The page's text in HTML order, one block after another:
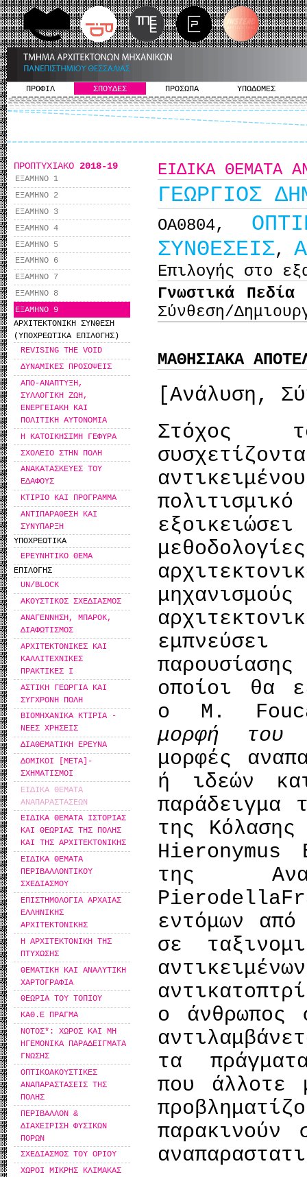
ΠΡΟΦΙΛ ΣΠΟΥΔΕΣ ΠΡΟΣΩΠΑ ΥΠΟΔΟΜΕΣ
ΠΡΟΠΤΥΧΙΑΚΟ 2018-19
ΕΞΑΜΗΝΟ 1
ΕΞΑΜΗΝΟ 2
ΕΞΑΜΗΝΟ 3
ΕΞΑΜΗΝΟ 4
ΕΞΑΜΗΝΟ 5
ΕΞΑΜΗΝΟ 6
ΕΞΑΜΗΝΟ 7
ΕΞΑΜΗΝΟ 8
ΕΞΑΜΗΝΟ 9
ΑΡΧΙΤΕΚΤΟΝΙΚΗ ΣΥΝΘΕΣΗ
(ΥΠΟΧΡΕΩΤΙΚΑ ΕΠΙΛΟΓΗΣ)
REVISING THE VOID
ΔΥΝΑΜΙΚΕΣ ΠΡΟΣΟΨΕΙΣ
ΑΠΟ-ΑΝΑΠΤΥΞΗ,
ΣΥΛΛΟΓΙΚΗ ΖΩΗ,
ΕΝΕΡΓΕΙΑΚΗ ΚΑΙ
ΠΟΛΙΤΙΚΗ ΑΥΤΟΝΟΜΙΑ
Η ΚΑΤΟΙΚΗΣΙΜΗ ΓΕΦΥΡΑ
ΣΧΟΛΕΙΟ ΣΤΗΝ ΠΟΛΗ
ΑΝΑΚΑΤΑΣΚΕΥΕΣ ΤΟΥ
ΕΔΑΦΟΥΣ
ΚΤΙΡΙΟ ΚΑΙ ΠΡΟΓΡΑΜΜΑ
ΑΝΤΙΠΑΡΑΘΕΣΗ ΚΑΙ
ΣΥΝΥΠΑΡΞΗ
ΥΠΟΧΡΕΩΤΙΚΑ
ΕΡΕΥΝΗΤΙΚΟ ΘΕΜΑ
ΕΠΙΛΟΓΗΣ
UN/BLOCK
ΑΚΟΥΣΤΙΚΟΣ ΣΧΕΔΙΑΣΜΟΣ
ΑΝΑΓΕΝΝΗΣΗ, ΜΠΑΡΟΚ,
ΔΙΑΦΩΤΙΣΜΟΣ
ΑΡΧΙΤΕΚΤΟΝΙΚΕΣ ΚΑΙ
ΚΑΛΛΙΤΕΧΝΙΚΕΣ
ΠΡΑΚΤΙΚΕΣ Ι
ΑΣΤΙΚΗ ΓΕΩΡΓΙΑ ΚΑΙ
ΣΥΓΧΡΟΝΗ ΠΟΛΗ
ΒΙΟΜΗΧΑΝΙΚΑ ΚΤΙΡΙΑ -
ΝΕΕΣ ΧΡΗΣΕΙΣ
ΔΙΑΘΕΜΑΤΙΚΗ ΕΡΕΥΝΑ
ΔΟΜΙΚΟΙ [ΜΕΤΑ]-
ΣΧΗΜΑΤΙΣΜΟΙ
ΕΙΔΙΚΑ ΘΕΜΑΤΑ
ΑΝΑΠΑΡΑΣΤΑΣΕΩΝ
ΕΙΔΙΚΑ ΘΕΜΑΤΑ ΙΣΤΟΡΙΑΣ
ΚΑΙ ΘΕΩΡΙΑΣ ΤΗΣ ΠΟΛΗΣ
ΚΑΙ ΤΗΣ ΑΡΧΙΤΕΚΤΟΝΙΚΗΣ
ΕΙΔΙΚΑ ΘΕΜΑΤΑ
ΠΕΡΙΒΑΛΛΟΝΤΙΚΟΥ
ΣΧΕΔΙΑΣΜΟΥ
ΕΠΙΣΤΗΜΟΛΟΓΙΑ ΑΡΧΑΙΑΣ
ΕΛΛΗΝΙΚΗΣ
ΑΡΧΙΤΕΚΤΟΝΙΚΗΣ
Η ΑΡΧΙΤΕΚΤΟΝΙΚΗ ΤΗΣ
ΠΤΥΧΩΣΗΣ
ΘΕΜΑΤΙΚΗ ΚΑΙ ΑΝΑΛΥΤΙΚΗ
ΧΑΡΤΟΓΡΑΦΙΑ
ΘΕΩΡΙΑ ΤΟΥ ΤΟΠΙΟΥ
ΚΑΘ.Ε ΠΡΑΓΜΑ
ΝΟΤΟΣ*: ΧΩΡΟΣ ΚΑΙ ΜΗ
ΗΓΕΜΟΝΙΚΑ ΠΑΡΑΔΕΙΓΜΑΤΑ
ΓΝΩΣΗΣ
ΟΠΤΙΚΟΑΚΟΥΣΤΙΚΕΣ
ΑΝΑΠΑΡΑΣΤΑΣΕΙΣ ΤΗΣ
ΠΟΛΗΣ
ΠΕΡΙΒΑΛΛΟΝ &
ΔΙΑΧΕΙΡΙΣΗ ΦΥΣΙΚΩΝ
ΠΟΡΩΝ
ΣΧΕΔΙΑΣΜΟΣ ΤΟΥ ΟΡΙΟΥ
ΧΩΡΟΙ ΜΙΚΡΗΣ ΚΛΙΜΑΚΑΣ
ΕΙΔΙΚΑ ΘΕΜΑΤΑ
ΓΕΩΡΓΙΟΣ
ΟΑ0804,
ΣΥΝΘΕΣΕΙΣ,
Επιλογής στο
Γνωστικά
Σύνθεση/
ΜΑΘΗΣΙΑΚΑ
[Ανάλυση,
Στόχος
οποίοι θα
ο M.
μορφή του
μορφές
ή ιδεών
παράδειγμα
της
Hieronymus
της
εντόμων
σε
ο άνθρωπος
τα
που άλλοτε
παρακινούν